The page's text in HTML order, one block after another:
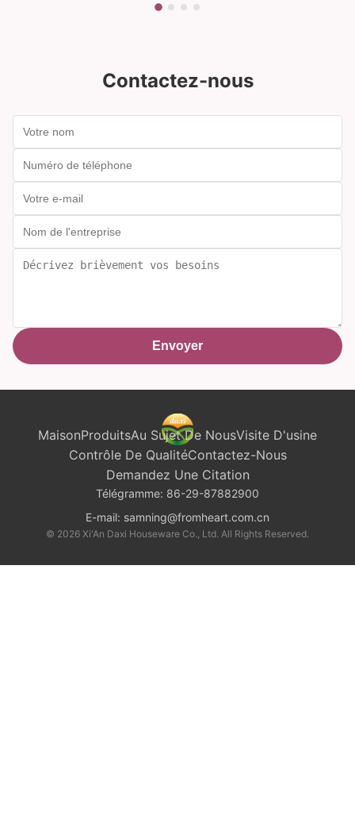
Contactez-nous
Envoyer
MaisonProduitsAu Sujet De NousVisite D'usine
Contrôle De QualitéContactez-Nous
Demandez Une Citation
Télégramme: 86-29-87882900
E-mail: samning@fromheart.com.cn
© 2026 Xi'An Daxi Houseware Co., Ltd. All Rights Reserved.